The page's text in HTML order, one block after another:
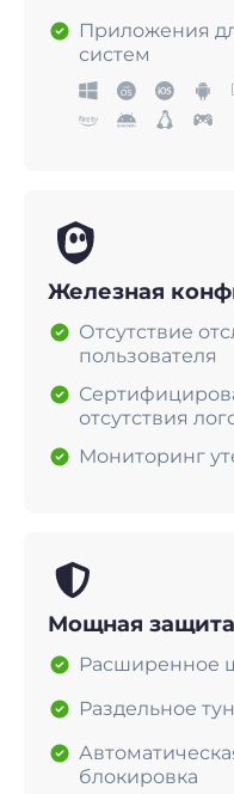
Приложения
систем
Железная
Отсутствие
пользователя
отсутствия
Мониторинг
Мощная защита
Расширенное
Раздельное
блокировка